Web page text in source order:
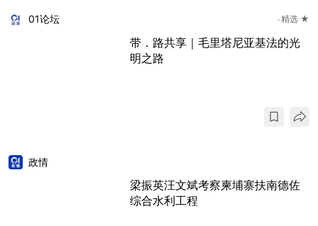
01论坛 精选 ★
带．路共享｜毛里塔尼亚基法的光
明之路
政情
梁振英汪文斌考察柬埔寨扶南德佐
综合水利工程